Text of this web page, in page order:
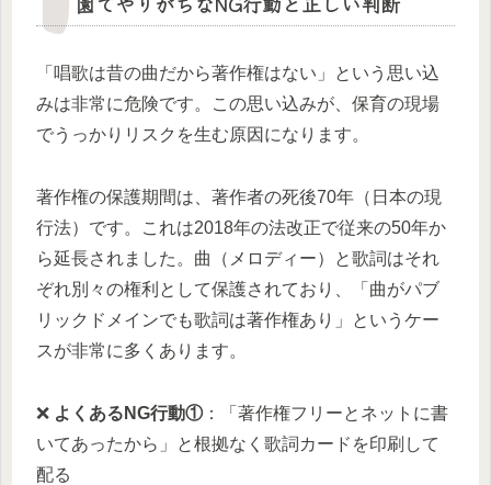
「唱歌は昔の曲だから著作権はない」という思い込
みは非常に危険です。この思い込みが、保育の現場
でうっかりリスクを生む原因になります。
著作権の保護期間は、著作者の死後70年（日本の現
行法）です。これは2018年の法改正で従来の50年か
ら延長されました。曲（メロディー）と歌詞はそれ
ぞれ別々の権利として保護されており、「曲がパブ
リックドメインでも歌詞は著作権あり」というケー
スが非常に多くあります。
❌ よくあるNG行動①：「著作権フリーとネットに書
いてあったから」と根拠なく歌詞カードを印刷して
配る